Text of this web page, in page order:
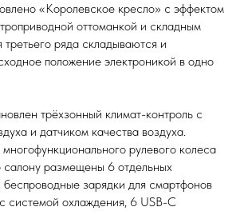
«Королевское кресло» с эффектом
оттоманкой и складным
ряда складываются и
положение электроникой в одно
трёхзонный климат-контроль с
и датчиком качества воздуха.
рулевого колеса
размещены 6 отдельных
беспроводные зарядки для смартфонов
системой охлаждения, 6 USB-C